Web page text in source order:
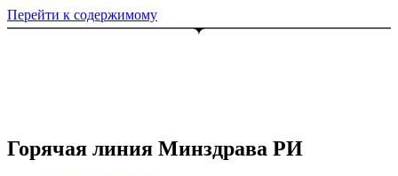
Перейти к содержимому
Горячая линия Минздрава РИ